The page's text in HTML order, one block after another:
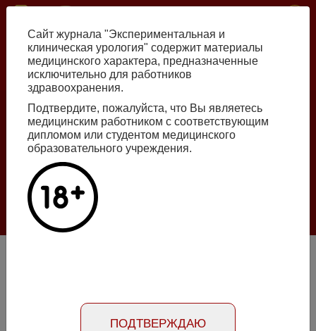
Перейти
основному
содержанию
Номер №2, 2026
Галлюцинации больших языковых моделей
в клинической урологии
осложненными экскреторно-токсической формой
Сайт журнала "Экспериментальная и
клиническая урология" содержит материалы
медицинского характера, предназначенные
исключительно для работников
здравоохранения.
Подтвердите, пожалуйста, что Вы являетесь
медицинским работником с соответствующим
дипломом или студентом медицинского
образовательного учреждения.
ПОДТВЕРЖДАЮ